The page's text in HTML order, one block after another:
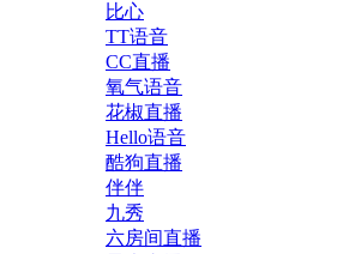
比心
TT语音
CC直播
氧气语音
花椒直播
Hello语音
酷狗直播
伴伴
九秀
六房间直播